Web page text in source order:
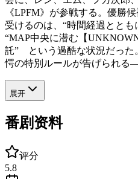
《LPFM》が参戦する。優勝
受けるのは、“時間経過とと
“MAP中央に潜む【
託” という過酷な状況だった
愕の特別ルールが告げられ
展开
番剧资料
评分
5.8